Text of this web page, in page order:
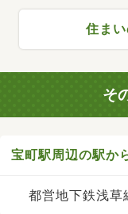
住ま
そ
宝町駅周辺の駅か
都営地下鉄浅草